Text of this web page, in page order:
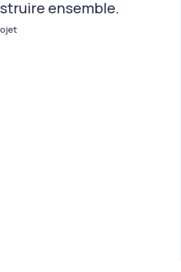
ensemble.
la conformité avec les